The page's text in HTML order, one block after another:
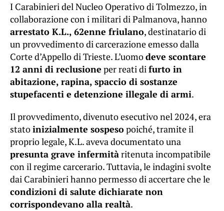
I Carabinieri del Nucleo Operativo di Tolmezzo, in
collaborazione con i militari di Palmanova, hanno
arrestato K.L., 62enne friulano, destinatario di
un provvedimento di carcerazione emesso dalla
Corte d’Appello di Trieste. L’uomodeve scontare
12 anni di reclusione per reati difurto in
abitazione, rapina, spaccio di sostanze
stupefacenti e detenzione illegale di armi.
Il provvedimento, divenuto esecutivo nel 2024, era
statoinizialmente sospesopoiché, tramite il
proprio legale, K.L. aveva documentato una
presunta grave infermitàritenuta incompatibile
con il regime carcerario. Tuttavia, le indagini svolte
dai Carabinieri hanno permesso di accertare che le
condizioni di salute dichiarate non
corrispondevano alla realtà.